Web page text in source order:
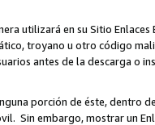
utilizará en su Sitio
troyano u otro código
antes de la descarga
porción de éste,
Sin embargo, mostrar un